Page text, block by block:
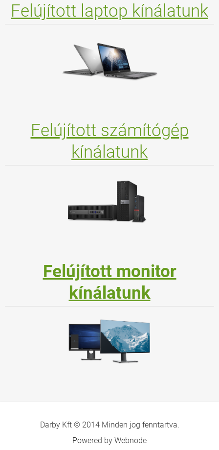
Felújított laptop kínálatunk
Felújított számítógép
kínálatunk
Felújított monitor
kínálatunk
Darby Kft © 2014 Minden jog fenntartva.
Powered by Webnode